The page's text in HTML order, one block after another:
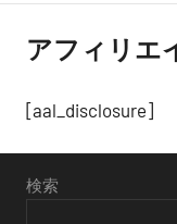
アフィリエ
[aal_disclosure]
検索